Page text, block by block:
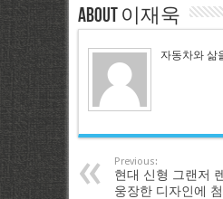
About 이재욱
자동차와 삶
Previous:
현대 신형 그랜저
웅장한 디자인에